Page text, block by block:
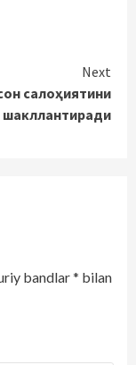
Next
салоҳиятини
шакллантиради
bandlar* bilan